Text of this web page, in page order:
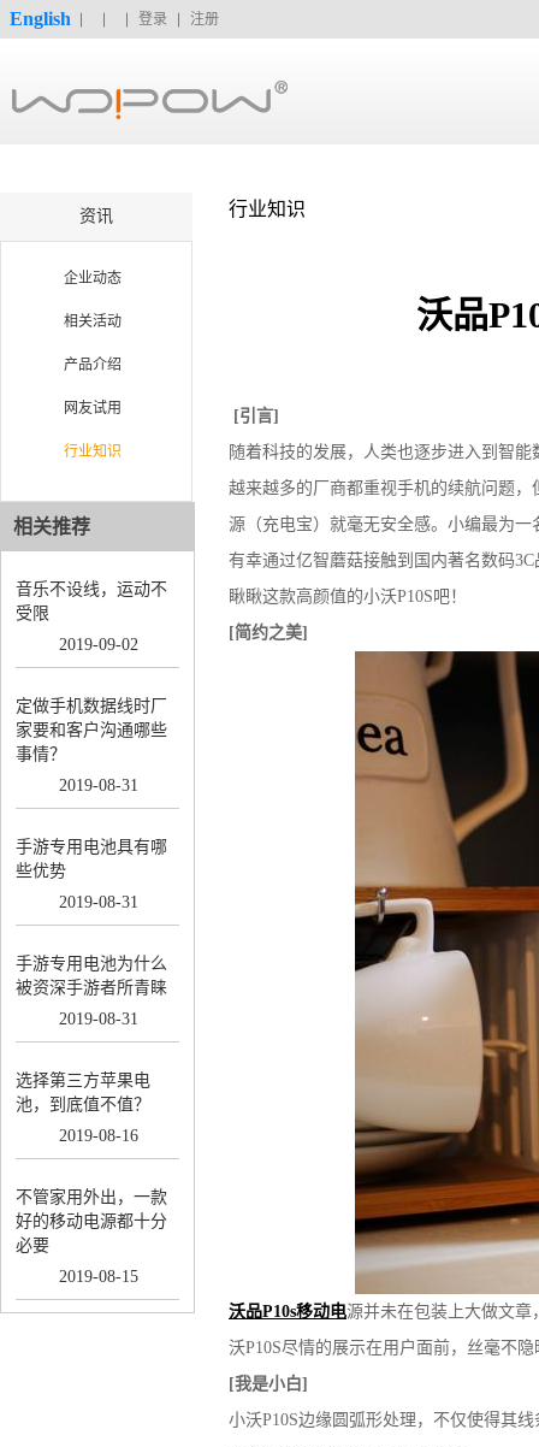
English 登录 注册
资讯
企业动态
相关活动
产品介绍
网友试用
行业知识
相关推荐
音乐不设线，运动不
受限
2019-09-02
定做手机数据线时厂
家要和客户沟通哪些
事情？
2019-08-31
手游专用电池具有哪
些优势
2019-08-31
手游专用电池为什么
被资深手游者所青睐
2019-08-31
选择第三方苹果电
池，到底值不值？
2019-08-16
不管家用外出，一款
好的移动电源都十分
必要
2019-08-15
行业知识
沃品
[引言]
随着科技的发展，人类也逐步进入到智
越来越多的厂商都重视手机的续航问题
源（充电宝）就毫无安全感。小编最为
有幸通过亿智蘑菇接触到国内著名数码
瞅瞅这款高颜值的小沃P10S吧！
[简约之美]
沃品P10s移动电源并未在包装上大做文章
沃P10S尽情的展示在用户面前，丝毫不
[我是小白]
小沃P10S边缘圆弧形处理，不仅使得其